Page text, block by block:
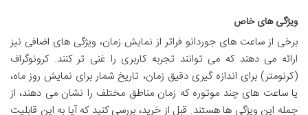
ویژگی های خاص
برخی از ساعت های جوردانو فراتر از نمایش زمان، ویژگی های اضافی نیز
ارائه می دهند که می توانند تجربه کاربری را غنی تر کنند. کرونوگراف
(کرنومتر) برای اندازه گیری دقیق زمان، تاریخ شمار برای نمایش روز ماه،
یا ساعت های چند موتوره که زمان مناطق مختلف را نشان می دهند، از
جمله این ویژگی ها هستند. قبل از خرید، بررسی کنید که آیا به این قابلیت